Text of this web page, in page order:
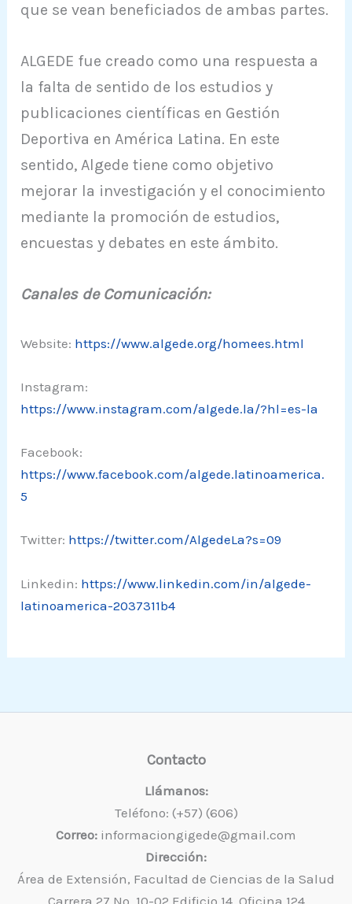
que se vean beneficiados de ambas partes.
ALGEDE fue creado como una respuesta a
la falta de sentido de los estudios y
publicaciones científicas en Gestión
Deportiva en América Latina. En este
sentido, Algede tiene como objetivo
mejorar la investigación y el conocimiento
mediante la promoción de estudios,
encuestas y debates en este ámbito.
Canales de Comunicación:
Website: https://www.algede.org/homees.html
Instagram:
https://www.instagram.com/algede.la/?hl=es-la
Facebook:
https://www.facebook.com/algede.latinoamerica.
5
Twitter: https://twitter.com/AlgedeLa?s=09
Linkedin: https://www.linkedin.com/in/algede-
latinoamerica-2037311b4
Contacto
Llámanos:
Teléfono: (+57) (606)
Correo: informaciongigede@gmail.com
Dirección:
Área de Extensión, Facultad de Ciencias de la Salud
Carrera 27 No. 10-02 Edificio 14, Oficina 124